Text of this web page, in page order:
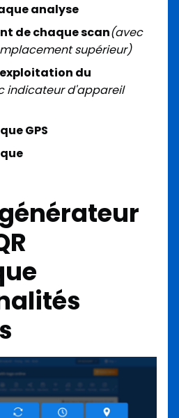
analyse
de chaque scan(avec
supérieur)
du
indicateur d'appareil
GPS